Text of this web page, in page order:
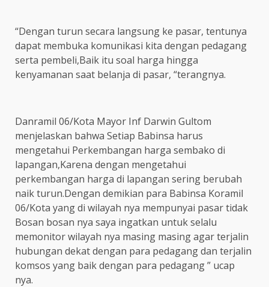
“Dengan turun secara langsung ke pasar, tentunya
dapat membuka komunikasi kita dengan pedagang
serta pembeli,Baik itu soal harga hingga
kenyamanan saat belanja di pasar, “terangnya.
Danramil 06/Kota Mayor Inf Darwin Gultom
menjelaskan bahwa Setiap Babinsa harus
mengetahui Perkembangan harga sembako di
lapangan,Karena dengan mengetahui
perkembangan harga di lapangan sering berubah
naik turun.Dengan demikian para Babinsa Koramil
06/Kota yang di wilayah nya mempunyai pasar tidak
Bosan bosan nya saya ingatkan untuk selalu
memonitor wilayah nya masing masing agar terjalin
hubungan dekat dengan para pedagang dan terjalin
komsos yang baik dengan para pedagang ” ucap
nya.